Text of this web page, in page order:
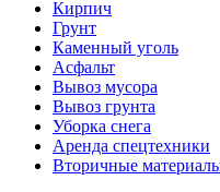
Кирпич
Грунт
Каменный уголь
Асфальт
Вывоз мусора
Вывоз грунта
Уборка снега
Аренда спецтехники
Вторичные